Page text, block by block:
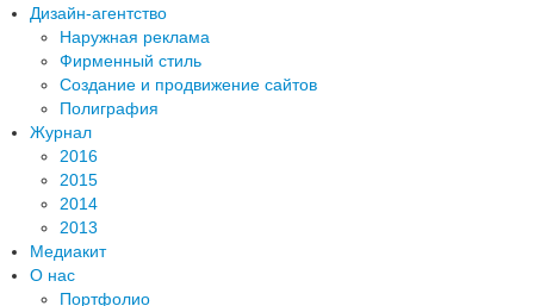
Дизайн-агентство
Наружная реклама
Фирменный стиль
Создание и продвижение сайтов
Полиграфия
Журнал
2016
2015
2014
2013
Медиакит
О нас
Портфолио